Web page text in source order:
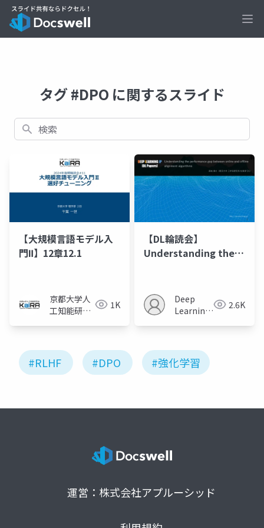
タグ #DPO に関するスライド
検索
【大規模言語モデル入
門Ⅱ】12章12.1
京都大学人
工知能研究
1K
【DL輪読会】
Understanding the
offline alignment
algorithms
Deep
Learning
2.6K
#RLHF #DPO #強化学習
運営：株式会社アプルーシッド